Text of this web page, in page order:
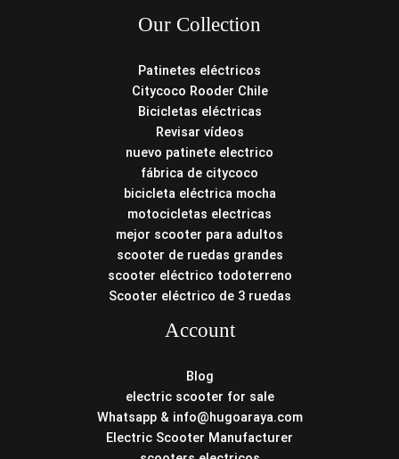
Our Collection
Patinetes eléctricos
Citycoco Rooder Chile
Bicicletas eléctricas
Revisar vídeos
nuevo patinete electrico
fábrica de citycoco
bicicleta eléctrica mocha
motocicletas electricas
mejor scooter para adultos
scooter de ruedas grandes
scooter eléctrico todoterreno
Scooter eléctrico de 3 ruedas
Account
Blog
electric scooter for sale
Whatsapp & info@hugoaraya.com
Electric Scooter Manufacturer